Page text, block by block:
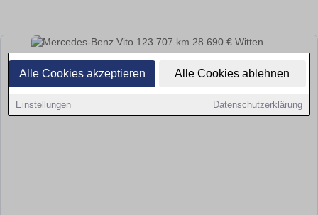
Alle Cookies akzeptieren Alle Cookies ablehnen
Einstellungen Datenschutzerklärung